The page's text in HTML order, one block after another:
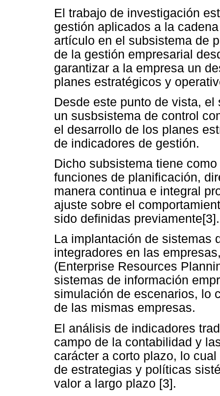
El trabajo de investigación
gestión aplicados a la
artículo en el subsistema de
de la gestión empresarial
garantizar a la empresa un
planes estratégicos y
Desde este punto de vista,
un susbsistema de control
el desarrollo de los planes
de indicadores de gestión.
Dicho subsistema tiene
funciones de planificación,
manera continua e integral
ajuste sobre el
sido definidas previamente[3].
La implantación de sistemas
integradores en las
(Enterprise Resources
sistemas de información
simulación de escenarios, lo
de las mismas empresas.
El análisis de indicadores
campo de la contabilidad y
carácter a corto plazo, lo
de estrategias y políticas
valor a largo plazo [3].